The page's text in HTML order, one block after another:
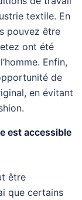
textile. En
pouvez être
ont été
Enfin,
de
en évitant
est accessible
être
que certains